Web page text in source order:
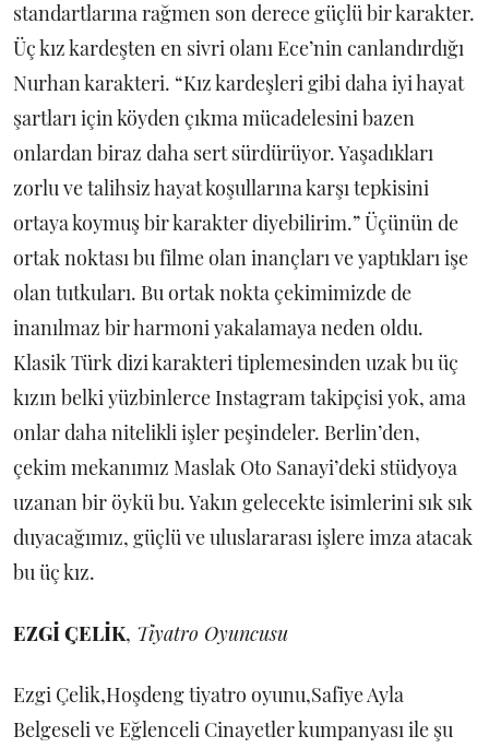
standartlarına rağmen son derece güçlü bir karakter.
Üç kız kardeşten en sivri olanı Ece’nin canlandırdığı
Nurhan karakteri. “Kız kardeşleri gibi daha iyi hayat
şartları için köyden çıkma mücadelesini bazen
onlardan biraz daha sert sürdürüyor. Yaşadıkları
zorlu ve talihsiz hayat koşullarına karşı tepkisini
ortaya koymuş bir karakter diyebilirim.” Üçünün de
ortak noktası bu filme olan inançları ve yaptıkları işe
olan tutkuları. Bu ortak nokta çekimimizde de
inanılmaz bir harmoni yakalamaya neden oldu.
Klasik Türk dizi karakteri tiplemesinden uzak bu üç
kızın belki yüzbinlerce Instagram takipçisi yok, ama
onlar daha nitelikli işler peşindeler. Berlin’den,
çekim mekanımız Maslak Oto Sanayi’deki stüdyoya
uzanan bir öykü bu. Yakın gelecekte isimlerini sık sık
duyacağımız, güçlü ve uluslararası işlere imza atacak
bu üç kız.
EZGİ ÇELİK, Tiyatro Oyuncusu
Ezgi Çelik,Hoşdeng tiyatro oyunu,Safiye Ayla
Belgeseli ve Eğlenceli Cinayetler kumpanyası ile şu